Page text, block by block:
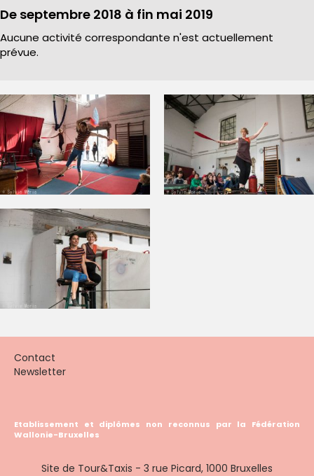
De septembre 2018 à fin mai 2019
Aucune activité correspondante n'est actuellement
prévue.
Contact
Newsletter
Etablissement et diplômes non reconnus par la Fédération
Wallonie-Bruxelles
Site de Tour&Taxis - 3 rue Picard, 1000 Bruxelles